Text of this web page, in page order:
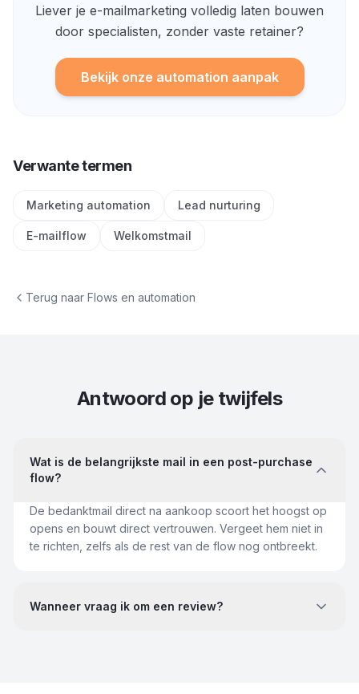
Liever je e-mailmarketing volledig laten bouwen
door specialisten, zonder vaste retainer?
Bekijk onze automation aanpak
Verwante termen
Marketing automation Lead nurturing
E-mailflow Welkomstmail
Terug naar Flows en automation
Antwoord op je twijfels
Wat is de belangrijkste mail in een post-purchase
flow?
De bedanktmail direct na aankoop scoort het hoogst op
opens en bouwt direct vertrouwen. Vergeet hem niet in
te richten, zelfs als de rest van de flow nog ontbreekt.
Wanneer vraag ik om een review?